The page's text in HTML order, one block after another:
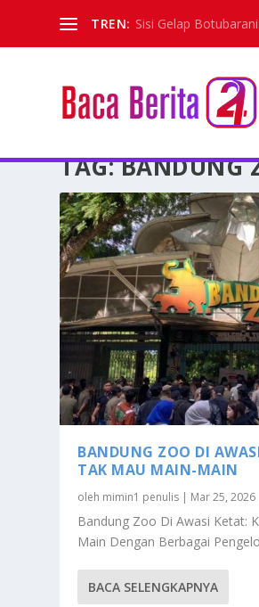
TREN: Sisi Gelap
TAG:BANDUNG
BANDUNG ZOO DI
TAK MAU MAIN-MAIN
oleh mimin1 penulis | Mar 25, 2026
Bandung Zoo Di Awasi Ketat:
Main Dengan Berbagai
BACA SELENGKAPNYA